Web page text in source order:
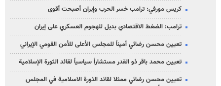
كريس مورفي: ترامب خسر الحرب وإيران أصبحت أقوى
ترامب: الضغط الاقتصادي بديل للهجوم العسكري على إيران
تعيين محسن رضائي أميناً للمجلس الأعلى للأمن القومي الإيراني
تعيين محمد باقر ذو القدر مستشاراً سياسياً لقائد الثورة الإسلامية
تعيين محسن رضائي ممثلا لقائد الثورة الاسلامية في المجلس